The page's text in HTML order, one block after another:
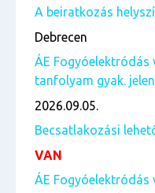
A beiratkozás
Debrecen
ÁE Fogyóelektródás
tanfolyam gyak.
2026.09.05.
Becsatlakozási
VAN
ÁE Fogyóelektródás